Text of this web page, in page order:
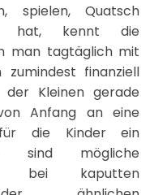
spielen, Quatsch
hat, kennt die
man tagtäglich mit
finanziell
Kleinen gerade
Anfang an eine
für die Kinder ein
sind mögliche
bei kaputten